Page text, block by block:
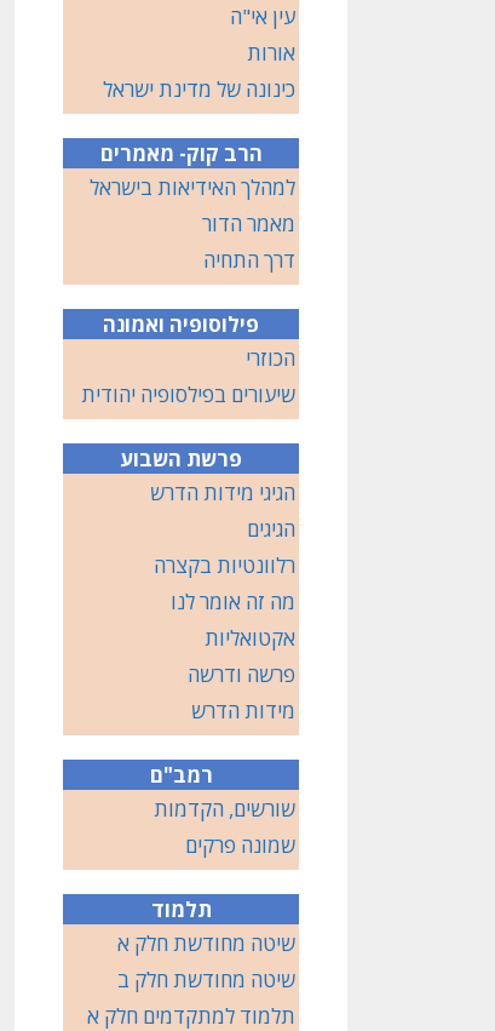
עין אי"ה
אורות
כינונה של מדינת ישראל
הרב קוק- מאמרים
למהלך האידיאות בישראל
מאמר הדור
דרך התחיה
פילוסופיה ואמונה
הכוזרי
שיעורים בפילסופיה יהודית
פרשת השבוע
הגיגי מידות הדרש
הגיגים
רלוונטיות בקצרה
מה זה אומר לנו
אקטואליות
פרשה ודרשה
מידות הדרש
רמב"ם
שורשים, הקדמות
שמונה פרקים
תלמוד
שיטה מחודשת חלק א
שיטה מחודשת חלק ב
תלמוד למתקדמים חלק א